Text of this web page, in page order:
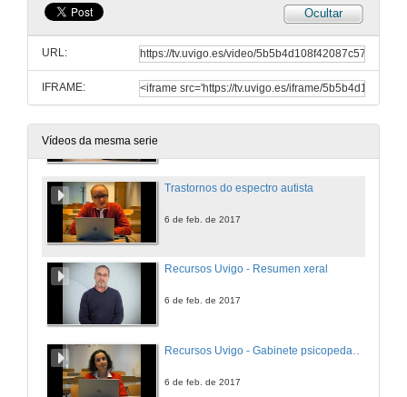
Ocultar
URL:
IFRAME:
Vídeos da mesma serie
Opinión do experto: orientación - presente e futuro
6 de feb. de 2017
Opinión do experto - Problemas de aprendizaxe
Trastornos do espectro autista
6 de feb. de 2017
Recursos Uvigo - Resumen xeral
6 de feb. de 2017
6 de feb. de 2017